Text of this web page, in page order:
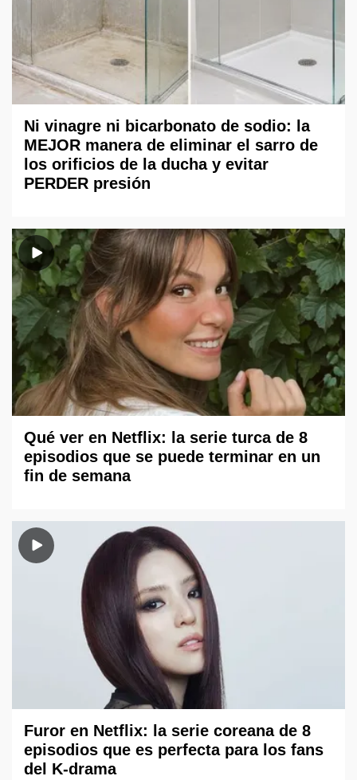
Ni vinagre ni bicarbonato de sodio: la
MEJOR manera de eliminar el sarro de
los orificios de la ducha y evitar
PERDER presión
Qué ver en Netflix: la serie turca de 8
episodios que se puede terminar en un
fin de semana
Furor en Netflix: la serie coreana de 8
episodios que es perfecta para los fans
del K-drama